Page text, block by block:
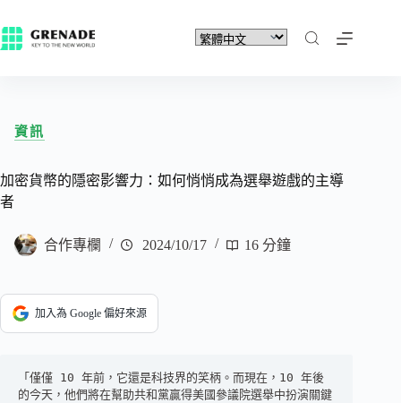
資訊
加密貨幣的隱密影響力：如何悄悄成為選舉遊戲的主導
者
合作專欄 2024/10/17 16 分鐘
加入為 Google 偏好來源
「僅僅 10 年前，它還是科技界的笑柄。而現在，10 年後
的今天，他們將在幫助共和黨贏得美國參議院選舉中扮演關鍵